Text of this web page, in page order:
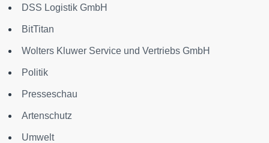
DSS Logistik GmbH
BitTitan
Wolters Kluwer Service und Vertriebs GmbH
Politik
Presseschau
Artenschutz
Umwelt